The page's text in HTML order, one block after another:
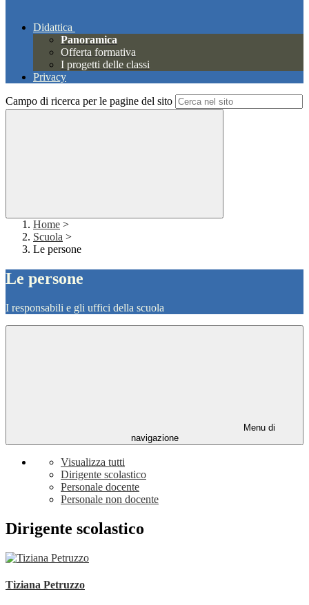
Didattica
Panoramica
Offerta formativa
I progetti delle classi
Privacy
Campo di ricerca per le pagine del sito
Home >
Scuola >
Le persone
Le persone
I responsabili e gli uffici della scuola
Menu di
navigazione
Visualizza tutti
Dirigente scolastico
Personale docente
Personale non docente
Dirigente scolastico
Tiziana Petruzzo